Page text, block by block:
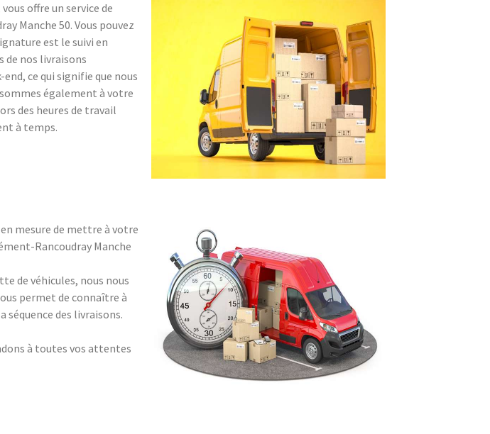
offre un service de
Manche 50. Vous pouvez
est le suivi en
de nos livraisons
ce qui signifie que nous
également à votre
des heures de travail
à temps.
en mesure de mettre à votre
Rancoudray Manche
de véhicules, nous nous
permet de connaître à
des livraisons.
à toutes vos attentes